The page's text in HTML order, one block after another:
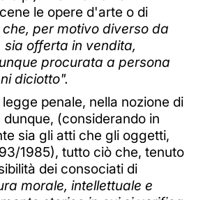
le opere d'arte o di
per motivo diverso da
sia offerta in vendita,
procurata a persona
diciotto".
penale, nella nozione di
(considerando in
sia gli atti che gli oggetti,
1985), tutto ciò che, tenuto
dei consociati di
morale, intellettuale e